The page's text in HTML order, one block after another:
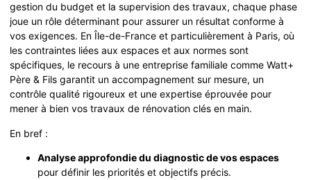
gestion du budget et la supervision des travaux, chaque phase
joue un rôle déterminant pour assurer un résultat conforme à
vos exigences. En Île-de-France et particulièrement à Paris, où
les contraintes liées aux espaces et aux normes sont
spécifiques, le recours à une entreprise familiale comme Watt+
Père & Fils garantit un accompagnement sur mesure, un
contrôle qualité rigoureux et une expertise éprouvée pour
mener à bien vos travaux de rénovation clés en main.
En bref :
Analyse approfondie du diagnostic de vos espaces
pour définir les priorités et objectifs précis.